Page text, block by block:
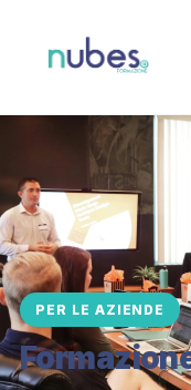
PER LE AZIENDE